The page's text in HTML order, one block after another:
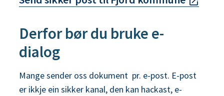
Derfor bør du bruke e-
dialog
Mange sender oss dokument pr. e-post. E-post
er ikkje ein sikker kanal, den kan hackast, e-